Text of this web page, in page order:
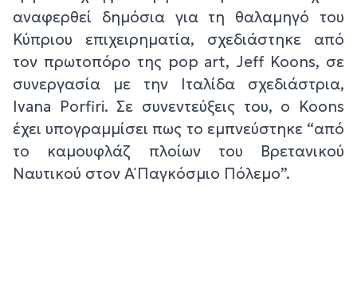
αναφερθεί δημόσια για τη θαλαμηγό του
Κύπριου επιχειρηματία, σχεδιάστηκε από
τον πρωτοπόρο της pop art, Jeff Koons, σε
συνεργασία με την Ιταλίδα σχεδιάστρια,
Ivana Porfiri. Σε συνεντεύξεις του, ο Koons
έχει υπογραμμίσει πως το εμπνεύστηκε “από
το καμουφλάζ πλοίων του Βρετανικού
Ναυτικού στον Α΄ Παγκόσμιο Πόλεμο”.